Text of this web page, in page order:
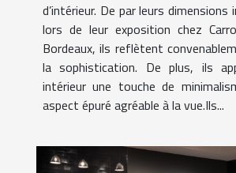
d’intérieur. De par leurs
lors de leur exposition chez
Bordeaux, ils reflètent
la sophistication. De plus, ils
intérieur une touche de
aspect épuré agréable à la vue.Ils...